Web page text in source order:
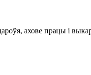
ахове працы і